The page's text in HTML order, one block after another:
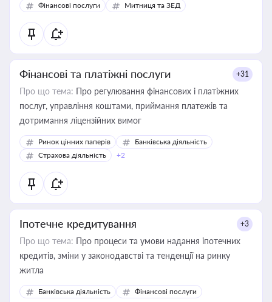
Фінансові послуги Митниця та ЗЕД
Фінансові та платіжні послуги +31
Про що тема: Про регулювання фінансових і платіжних
послуг, управління коштами, приймання платежів та
дотримання ліцензійних вимог
Ринок цінних паперів
Банківська діяльність
Страхова діяльність
+2
Іпотечне кредитування +3
Про що тема: Про процеси та умови надання іпотечних
кредитів, зміни у законодавстві та тенденції на ринку
житла
Банківська діяльність Фінансові послуги